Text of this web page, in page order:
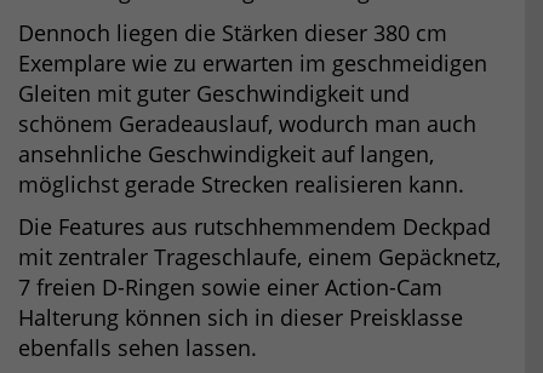
Dennoch liegen die Stärken dieser 380 cm
Exemplare wie zu erwarten im geschmeidigen
Gleiten mit guter Geschwindigkeit und
schönem Geradeauslauf, wodurch man auch
ansehnliche Geschwindigkeit auf langen,
möglichst gerade Strecken realisieren kann.
Die Features aus rutschhemmendem Deckpad
mit zentraler Trageschlaufe, einem Gepäcknetz,
7 freien D-Ringen sowie einer Action-Cam
Halterung können sich in dieser Preisklasse
ebenfalls sehen lassen.